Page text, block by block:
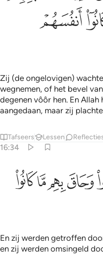
ﳈ
Zij (de ongelovigen)
wegnemen, of het bevel
degenen vôôr hen. En
aangedaan, maar zij
Tafseers Lessen
16:34
به يستهزيون ٣٤
بِهِۦ يَسْتَهْزِءُونَ ٣٤
ﳏﳐﳑﳒ
En zij werden getroffen
en zij werden omsingeld